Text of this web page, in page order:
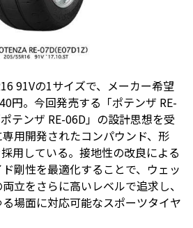
91Vの1サイズで、メーカー希望
円。今回発売する「ポテンザ RE-
テンザ RE-06D」の設計思想を受
用開発されたコンパウンド、形
用している。接地性の改良による
剛性を最適化することで、ウェッ
立をさらに高いレベルで追求し、
場面に対応可能なスポーツタイヤ